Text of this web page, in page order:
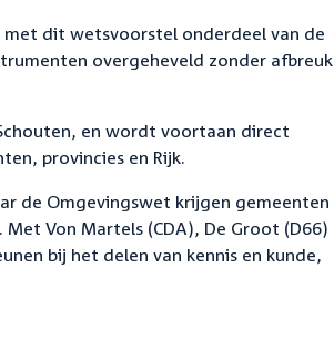
dit wetsvoorstel onderdeel van de
overgeheveld zonder afbreuk
en wordt voortaan direct
provincies en Rijk.
de Omgevingswet krijgen gemeenten
Von Martels (CDA), De Groot (D66)
bij het delen van kennis en kunde,